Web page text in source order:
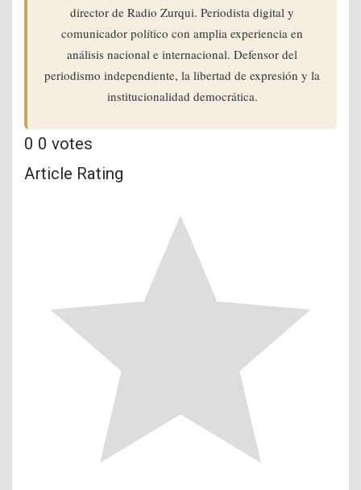
director de Radio Zurqui. Periodista digital y
comunicador político con amplia experiencia en
análisis nacional e internacional. Defensor del
periodismo independiente, la libertad de expresión y la
institucionalidad democrática.
0 0 votes
Article Rating